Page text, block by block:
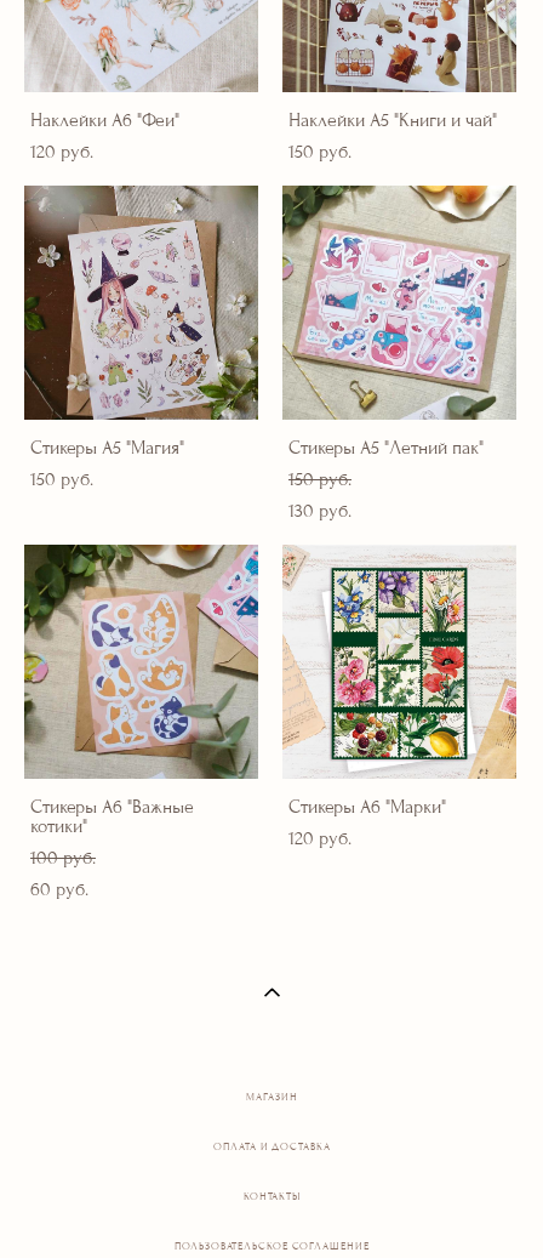
Наклейки А6 "Феи"
120 pуб.
Наклейки А5 "Книги и чай"
150 pуб.
Стикеры А5 "Магия"
150 pуб.
Стикеры А5 "Летний пак"
150 pуб.
130 pуб.
Стикеры А6 "Важные
котики"
100 pуб.
60 pуб.
Стикеры А6 "Марки"
120 pуб.
МАГАЗИН
ОПЛАТА И ДОСТАВКА
КОНТАКТЫ
ПОЛЬЗОВАТЕЛЬСКОЕ СОГЛАШЕНИЕ